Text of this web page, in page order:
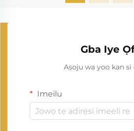
Gba Iye
Aṣoju wa yoo kan si
Imeilu